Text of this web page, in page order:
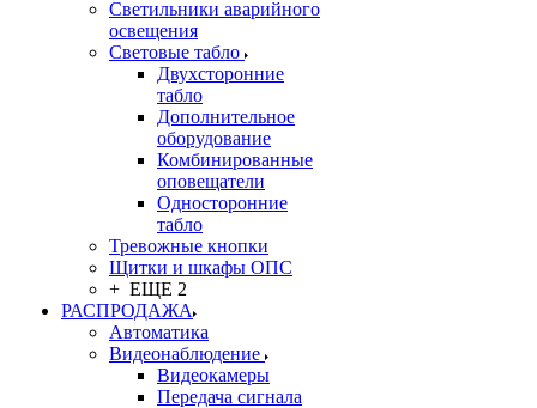
Светильники аварийного
освещения
Световые табло
Двухсторонние
табло
Дополнительное
оборудование
Комбинированные
оповещатели
Односторонние
табло
Тревожные кнопки
Щитки и шкафы ОПС
+ ЕЩЕ 2
РАСПРОДАЖА
Автоматика
Видеонаблюдение
Видеокамеры
Передача сигнала